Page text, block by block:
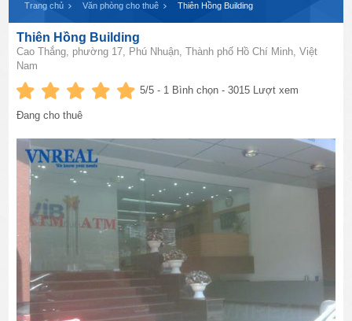
Trang chủ Văn phòng cho thuê Thiên Hồng Building
Thiên Hồng Building
Cao Thắng, phường 17, Phú Nhuận, Thành phố Hồ Chí Minh, Việt
Nam
5/5 - 1 Bình chọn - 3015 Lượt xem
Đang cho thuê